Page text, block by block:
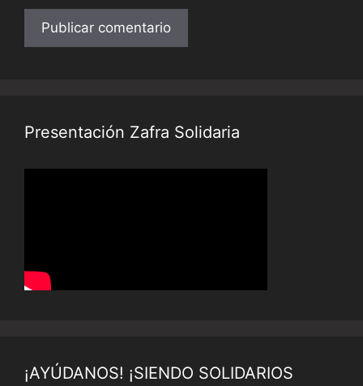
Presentación Zafra Solidaria
¡AYÚDANOS! ¡SIENDO SOLIDARIOS